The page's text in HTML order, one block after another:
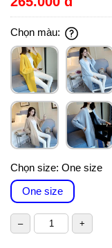
Chọn màu:
Chọn size: One size
One size